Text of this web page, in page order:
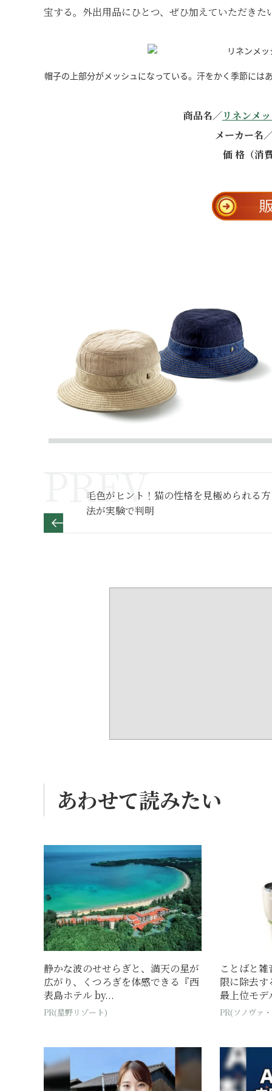
宝する。外出用品にひとつ、ぜひ加えていただきた
帽子の上部分がメッシュになっている。汗をかく季節に
商品名／リネンメ
メーカー名
価 格（消
毛色がヒント！猫の性格を見極められる方
法が実験で判明
あわせて読みたい
静かな波のせせらぎと、満天の星が
広がり、くつろぎを体感できる『西
表島ホテル by...
PR(星野リゾート)
ことばと
限に除去
最上位モデ
PR(ソノヴァ